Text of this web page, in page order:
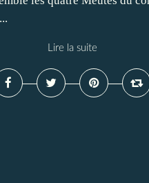
Lire la suite